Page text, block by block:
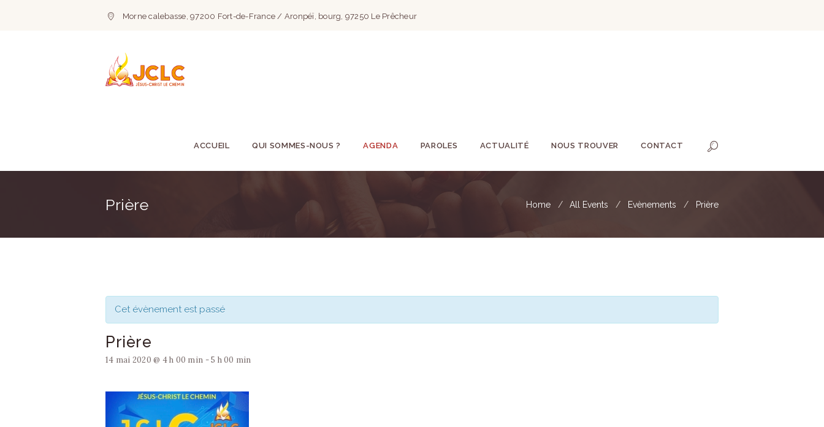
Morne calebasse, 97200 Fort-de-France / Aronpéï, bourg, 97250 Le Prêcheur
ACCUEIL QUI SOMMES-NOUS ? AGENDA PAROLES ACTUALITÉ NOUS TROUVER CONTACT
Prière Home All Events Evènements Prière
Cet évènement est passé
Prière
14 mai 2020 @ 4 h 00 min -5 h 00 min